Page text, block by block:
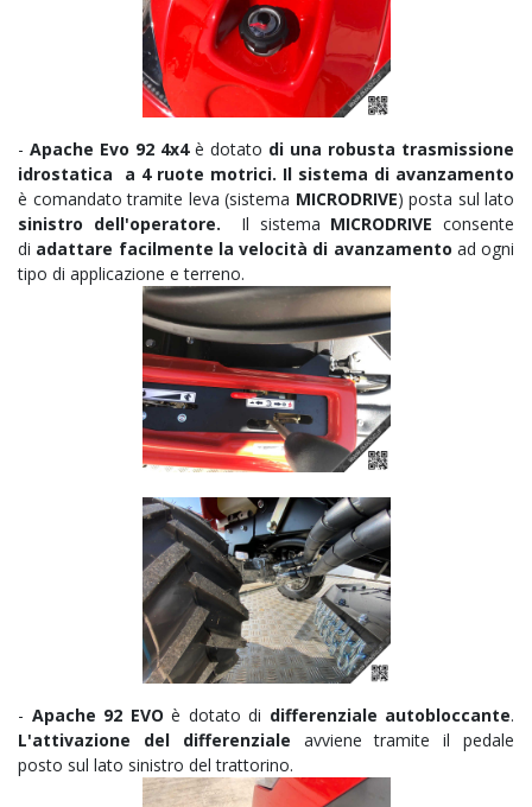
- Apache Evo 92 4x4è dotato di una robusta trasmissione
idrostatica a 4 ruote motrici. Il sistema di avanzamento
è comandato tramite leva (sistema MICRODRIVE) posta sul lato
sinistro dell'operatore.
Il sistema MICRODRIVEconsente
di adattare facilmente la velocità di avanzamento ad ogni
tipo di applicazione e terreno.
- Apache 92 EVO è dotato di differenziale autobloccante.
L'attivazione del differenziale avviene tramite il pedale
posto sul lato sinistro del trattorino.